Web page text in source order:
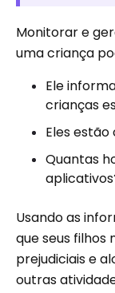
Monitorar e
uma criança
Ele
crianças
Eles
Quantas
Usando as
que seus filhos
prejudiciais e
outras